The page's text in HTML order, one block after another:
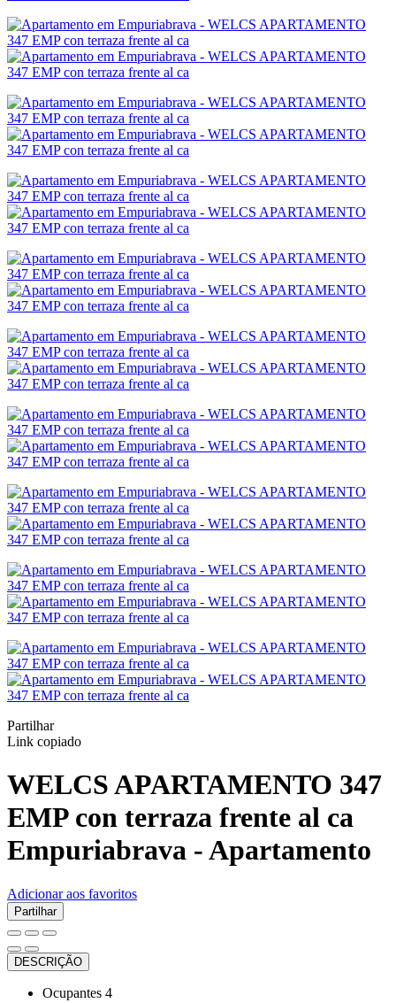
Partilhar
Link copiado
WELCS APARTAMENTO 347
EMP con terraza frente al ca
Empuriabrava -Apartamento
Adicionar aos favoritos
Partilhar
DESCRIÇÃO
Ocupantes 4